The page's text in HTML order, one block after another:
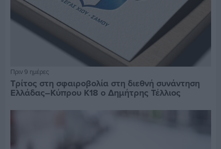
Πριν 9 ημέρες
Τρίτος στη σφαιροβολία στη διεθνή συνάντηση
Ελλάδας–Κύπρου Κ18 ο Δημήτρης Τέλλιος